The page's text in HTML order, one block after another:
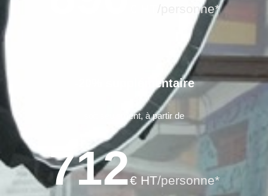
/personne*
-20% supplémentaire
soit seulement, à partir de
712€ HT/personne*